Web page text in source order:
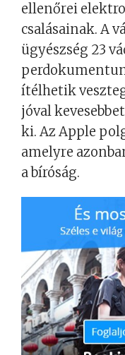
ellenőrei
csalásainak. A
ügyészség 23
ítélhetik
jóval
ki. Az Apple
amelyre
a bíróság.